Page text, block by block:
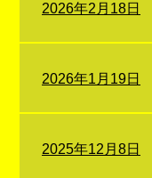
2026年2月18日
2026年1月19日
2025年12月8日